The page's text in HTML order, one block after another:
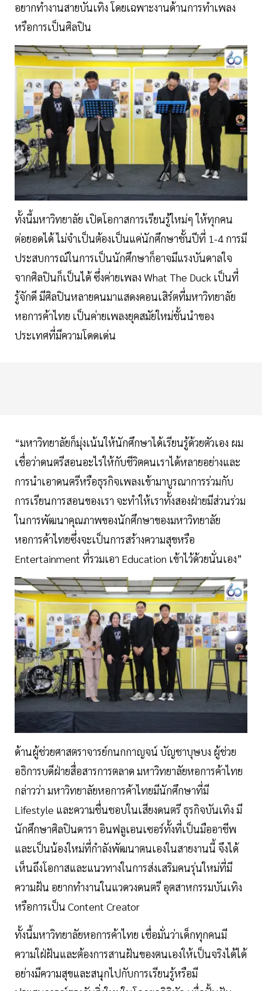
อยากทำงานสายบันเทิง โดยเฉพาะงานด้านการทำเพลง
หรือการเป็นศิลปิน
ทั้งนี้มหาวิทยาลัย เปิดโอกาสการเรียนรู้ใหม่ๆ ให้ทุกคน
ต่อยอดได้ ไม่จำเป็นต้องเป็นแค่นักศึกษาชั้นปีที่ 1-4 การมี
ประสบการณ์ในการเป็นนักศึกษาก็อาจมีแรงบันดาลใจ
จากศิลปินก็เป็นได้ ซึ่งค่ายเพลง What The Duck เป็นที่
รู้จักดี มีศิลปินหลายคนมาแสดงคอนเสิร์ตที่มหาวิทยาลัย
หอการค้าไทย เป็นค่ายเพลงยุคสมัยใหม่ชั้นนำของ
ประเทศที่มีความโดดเด่น
“มหาวิทยาลัยก็มุ่งเน้นให้นักศึกษาได้เรียนรู้ด้วยตัวเอง ผม
เชื่อว่าดนตรีสอนอะไรให้กับชีวิตคนเราได้หลายอย่างและ
การนำเอาดนตรีหรือธุรกิจเพลงเข้ามาบูรณาการร่วมกับ
การเรียนการสอนของเรา จะทำให้เราทั้งสองฝ่ายมีส่วนร่วม
ในการพัฒนาคุณภาพของนักศึกษาของมหาวิทยาลัย
หอการค้าไทยซึ่งจะเป็นการสร้างความสุขหรือ
Entertainment ที่รวมเอา Education เข้าไว้ด้วยนั่นเอง”
ด้านผู้ช่วยศาสตราจารย์กนกกาญจน์ บัญชาบุษบง ผู้ช่วย
อธิการบดีฝ่ายสื่อสารการตลาด มหาวิทยาลัยหอการค้าไทย
กล่าวว่า มหาวิทยาลัยหอการค้าไทยมีนักศึกษาที่มี
Lifestyle และความชื่นชอบในเสียงดนตรี ธุรกิจบันเทิง มี
นักศึกษาศิลปินดารา อินฟลูเอนเซอร์ทั้งที่เป็นมืออาชีพ
และเป็นน้องใหม่ที่กำลังพัฒนาตนเองในสายงานนี้ จึงได้
เห็นถึงโอกาสและแนวทางในการส่งเสริมคนรุ่นใหม่ที่มี
ความฝัน อยากทำงานในแวดวงดนตรี อุตสาหกรรมบันเทิง
หรือการเป็น Content Creator
ทั้งนี้มหาวิทยาลัยหอการค้าไทย เชื่อมั่นว่าเด็กทุกคนมี
ความใฝ่ฝันและต้องการสานฝันของตนเองให้เป็นจริงได้ได้
อย่างมีความสุขและสนุกไปกับการเรียนรู้หรือมี